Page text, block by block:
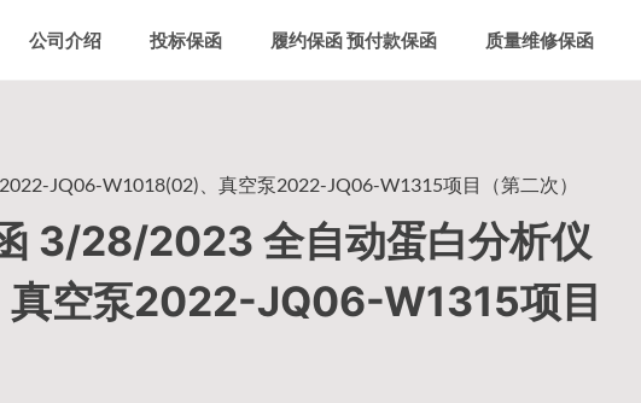
公司介绍 投标保函 履约保函 预付款保函 质量维修保函
JQ06-W1018(02)、真空泵2022-JQ06-W1315项目（第二次）
3/28/2023 全自动蛋白分析仪
空泵2022-JQ06-W1315项目